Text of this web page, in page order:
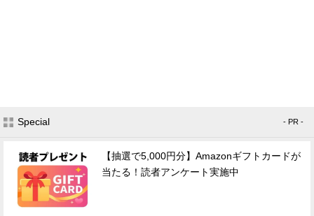
Special - PR -
【抽選で5,000円分】Amazonギフトカードが
当たる！読者アンケート実施中